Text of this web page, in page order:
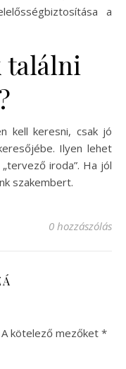
a
találni
kell keresni, csak jó
Ilyen lehet
iroda”. Ha jól
szakembert.
0 hozzászólás
A kötelező mezőket *